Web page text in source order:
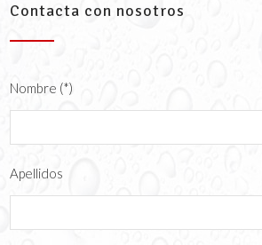
Contacta con nosotros
Nombre (*)
Apellidos